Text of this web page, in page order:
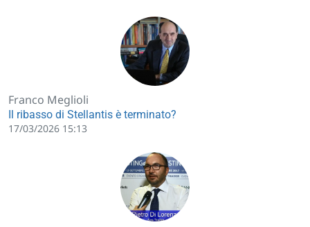
Franco Meglioli
Il ribasso di Stellantis è terminato?
17/03/2026 15:13